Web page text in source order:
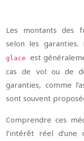
Les montants des
selon les garanties.
glace est
cas de vol ou de
garanties, comme
sont souvent
Comprendre ces
l’intérêt réel